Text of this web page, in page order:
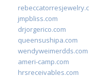
jmpbliss.com
drjorgerico.com
queensushipa.com
wendyweimerdds.com
ameri-camp.com
hrsreceivables.com